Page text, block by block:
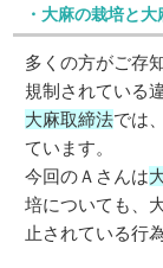
・大麻の栽培と
多くの方がご存
規制されている
大麻取締法では、
ています。
今回のＡさんは
培についても、
止されている行